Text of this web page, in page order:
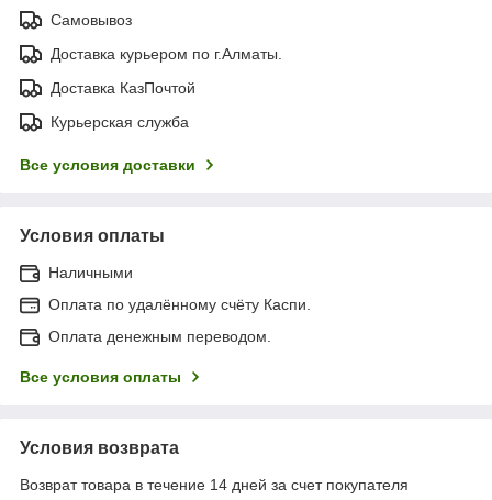
Самовывоз
Доставка курьером по г.Алматы.
Доставка КазПочтой
Курьерская служба
Все условия доставки
Условия оплаты
Наличными
Оплата по удалённому счёту Каспи.
Оплата денежным переводом.
Все условия оплаты
Условия возврата
Возврат товара в течение 14 дней за счет покупателя